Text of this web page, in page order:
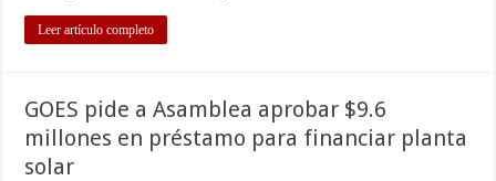
Leer artículo completo
GOES pide a Asamblea aprobar $9.6
millones en préstamo para financiar planta
solar